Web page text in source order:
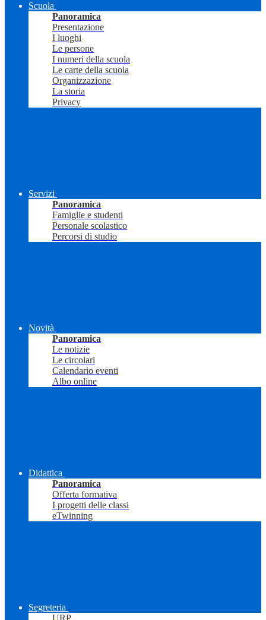
Scuola
Panoramica
Presentazione
I luoghi
Le persone
I numeri della scuola
Le carte della scuola
Organizzazione
La storia
Privacy
Servizi
Panoramica
Famiglie e studenti
Personale scolastico
Percorsi di studio
Novità
Panoramica
Le notizie
Le circolari
Calendario eventi
Albo online
Didattica
Panoramica
Offerta formativa
I progetti delle classi
eTwinning
Segreteria